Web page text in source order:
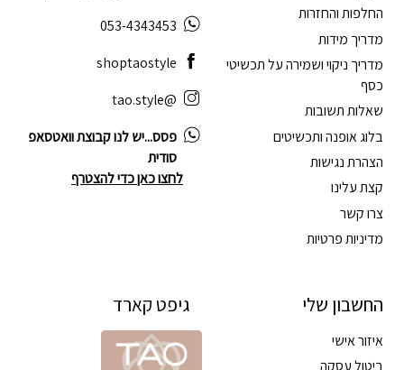
החלפות והחזרות
מדריך מידות
מדריך ניקוי ושמירה על תכשיטי
כסף
שאלות תשובות
בלוג אופנה ותכשיטים
הצהרת נגישות
קצת עלינו
צרו קשר
מדיניות פרטיות
החשבון שלי
איזור אישי
ביטול עסקה
053-4343453
shoptaostyle
@tao.style
פסס...יש לנו קבוצת וואטסאפ
סודית
לחצו כאן כדי להצטרף
גיפט קארד